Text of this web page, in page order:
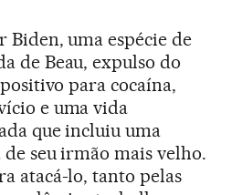
Biden, uma espécie de
de Beau, expulso do
para cocaína,
e uma vida
que incluiu uma
seu irmão mais velho.
atacá-lo, tanto pelas